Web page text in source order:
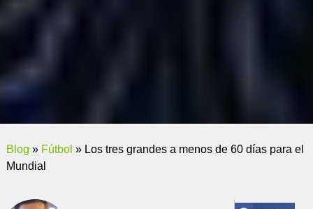
Blog » Fútbol » Los tres grandes a menos de 60 días para el
Mundial